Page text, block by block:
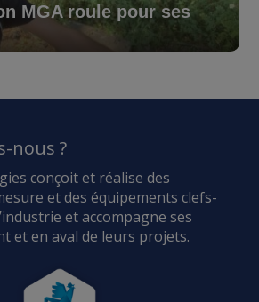
MGA roule pour ses
nous ?
conçoit et réalise des
et des équipements clefs-
et accompagne ses
et en aval de leurs projets.